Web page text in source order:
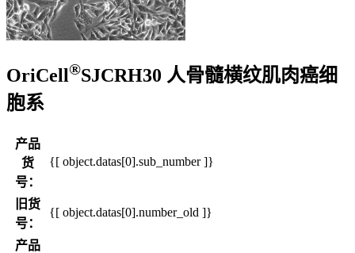
OriCell®SJCRH30 人骨髓横纹肌肉癌细
胞系
产品
货
号：
{[ object.datas[0].sub_number ]}
旧货
号：
{[ object.datas[0].number_old ]}
产品